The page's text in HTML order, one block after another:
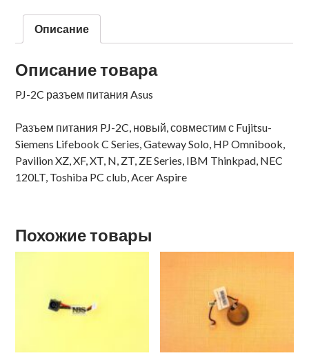
Описание
Описание товара
PJ-2C разъем питания Asus
Разъем питания PJ-2C, новый, совместим с Fujitsu-
Siemens Lifebook C Series, Gateway Solo, HP Omnibook,
Pavilion XZ, XF, XT, N, ZT, ZE Series, IBM Thinkpad, NEC
120LT, Toshiba PC club, Acer Aspire
Похожие товары